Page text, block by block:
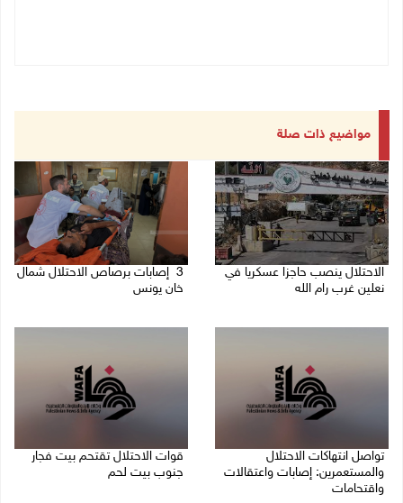
مواضيع ذات صلة
الاحتلال ينصب حاجزا عسكريا في
نعلين غرب رام الله
3 إصابات برصاص الاحتلال شمال
خان يونس
تواصل انتهاكات الاحتلال
والمستعمرين: إصابات واعتقالات
واقتحامات
قوات الاحتلال تقتحم بيت فجار
جنوب بيت لحم